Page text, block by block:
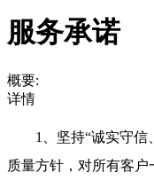
服务承诺
概要:
详情
1、坚持“诚实守信
质量方针，对所有客户